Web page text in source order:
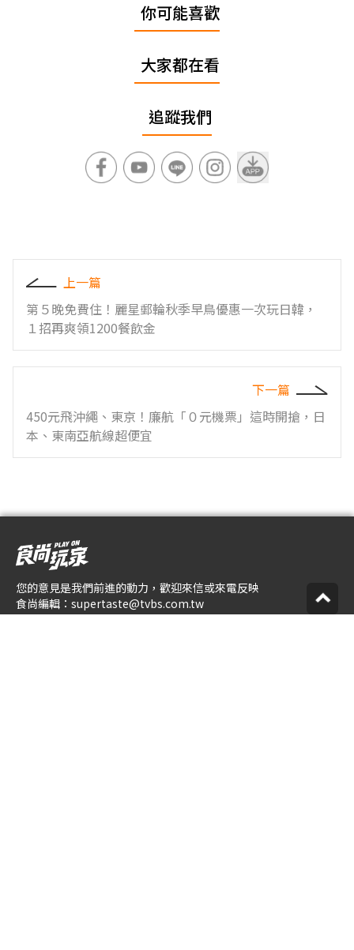
你可能喜歡
大家都在看
追蹤我們
上一篇
第５晚免費住！麗星郵輪秋季早鳥優惠一次玩日韓，
１招再爽領1200餐飲金
下一篇
450元飛沖繩、東京！廉航「０元機票」這時開搶，日
本、東南亞航線超便宜
您的意見是我們前進的動力，歡迎來信或來電反映
食尚編輯： supertaste@tvbs.com.tw
意見反映：service@tvbs.com.tw